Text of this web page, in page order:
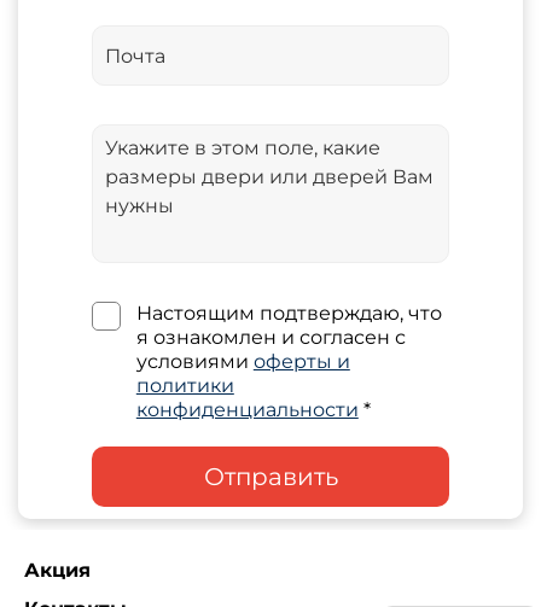
Настоящим подтверждаю, что
я ознакомлен и согласен с
условиями оферты и
политики
конфиденциальности *
Отправить
Акция